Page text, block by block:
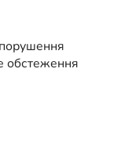
обстеження